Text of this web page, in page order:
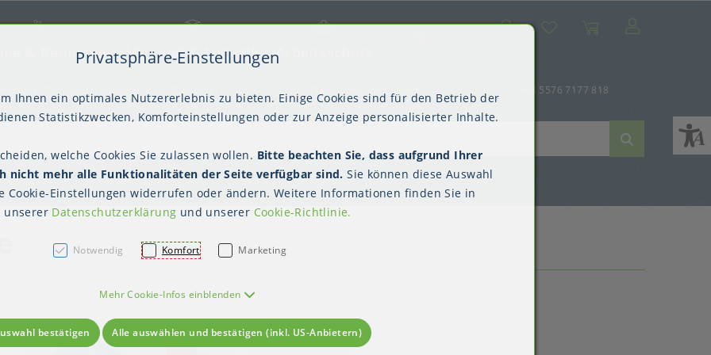
Tisch Gastroverpackungen Küchenbedarf Hygiene & Reinigung
& Reinigung
(PSA) Hygienepapiere Waschraumhygiene Kimberly-Clark™
Versand & Logistik
Palettensicherung Polstern & Kennzeichnen Versandverpackungen
Arbeitsschutz
Einweghauben Mundschutz Schutzkleidung Überschuhe
SucheWunschliste
+43 5576 7177 818
Reinigung Hygienebekleidung (PSA) Einweghandschuhe
Privatsphäre-Einstellungen
Ihnen ein optimales Nutzererlebnis zu bieten. Einige Cookies sind für den Betrieb der
Statistikzwecken, Komforteinstellungen oder zur Anzeige personalisierter Inhalte.
welche Cookies Sie zulassen wollen. Bitte beachten Sie, dass aufgrund Ihrer
nicht mehr alle Funktionalitäten der Seite verfügbar sind. Sie können diese Auswahl
Cookie-Einstellungen widerrufen oder ändern. Weitere Informationen finden Sie in
unserer Datenschutzerklärung und unserer Cookie-Richtlinie.
Notwendig Komfort Marketing
Mehr Cookie-Infos einblenden
bestätigen Alle auswählen und bestätigen (inkl. US-Anbietern)